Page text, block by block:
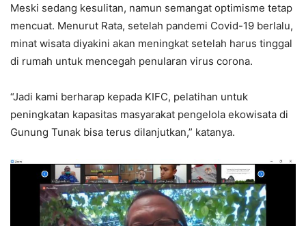
Meski sedang kesulitan, namun semangat optimisme tetap
mencuat. Menurut Rata, setelah pandemi Covid-19 berlalu,
minat wisata diyakini akan meningkat setelah harus tinggal
di rumah untuk mencegah penularan virus corona.
“Jadi kami berharap kepada KIFC, pelatihan untuk
peningkatan kapasitas masyarakat pengelola ekowisata di
Gunung Tunak bisa terus dilanjutkan,” katanya.